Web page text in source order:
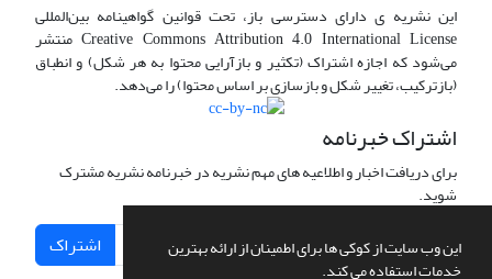
این وب سایت از کوکی ها برای اطمینان از ارائه بهترین
خدمات استفاده می کند.
این نشریه ی دارای دسترسی باز، تحت قوانین گواهینامه بین‌المللی
Creative Commons Attribution 4.0 International License منتشر
می‌شود که اجازه اشتراک (تکثیر و بازآرایی محتوا به هر شکل) و انطباق
(بازترکیب، تغییر شکل و بازسازی بر اساس محتوا) را می‌دهد.
اشتراک خبرنامه
برای دریافت اخبار و اطلاعیه های مهم نشریه در خبرنامه نشریه مشترک
شوید.
اشتراک